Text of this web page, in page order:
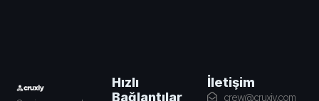
Hızlı
Bağlantılar
İletişim
crew@cruxiy.com